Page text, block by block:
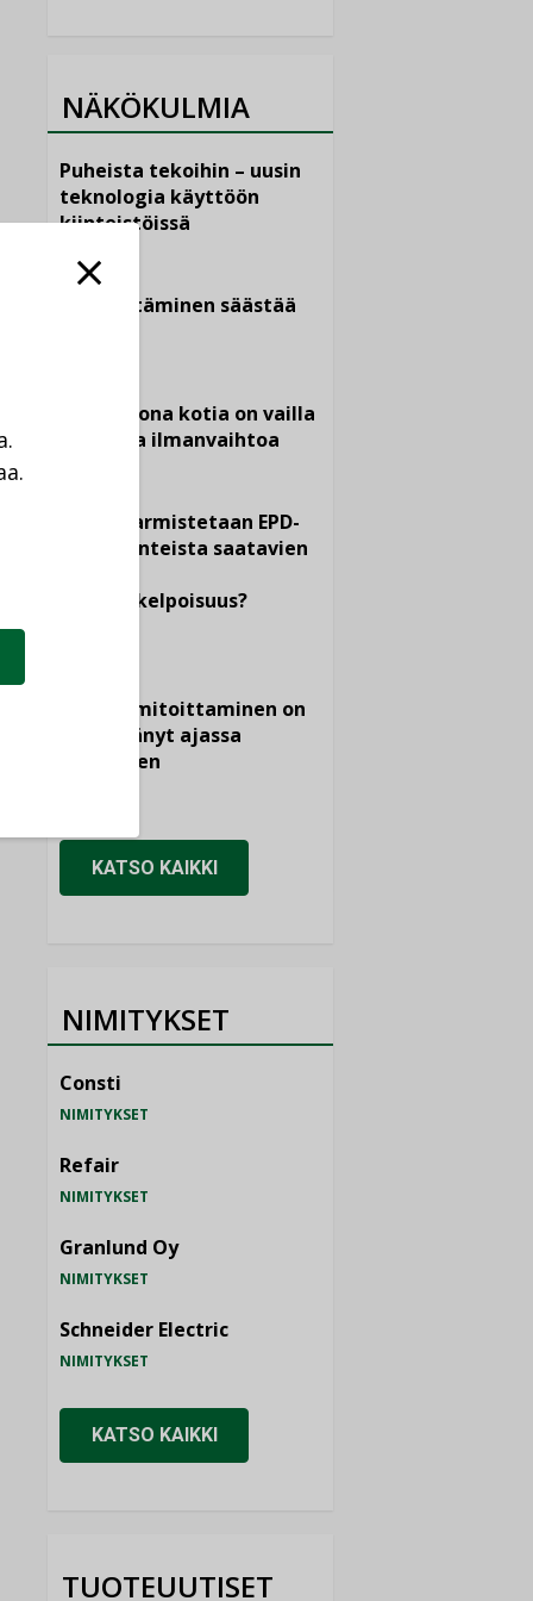
NÄKÖKULMIA
Puheista tekoihin – uusin
teknologia käyttöön
kiinteistöissä
Sähköistäminen säästää
Yli miljoona kotia on vailla
toimivaa ilmanvaihtoa
Miten varmistetaan EPD-
dokumenteista saatavien
vertailukelpoisuus?
viemärimitoittaminen on
jämähtänyt ajassa
paikalleen
KATSO KAIKKI
NIMITYKSET
Consti
NIMITYKSET
Refair
NIMITYKSET
Granlund Oy
NIMITYKSET
Schneider Electric
NIMITYKSET
KATSO KAIKKI
TUOTEUUTISET